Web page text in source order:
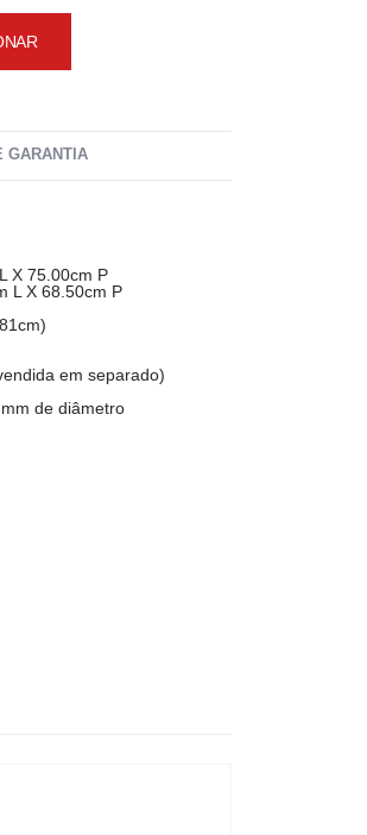
GARANTIA
X 75.00cm P
L X 68.50cm P
em separado)
de diâmetro